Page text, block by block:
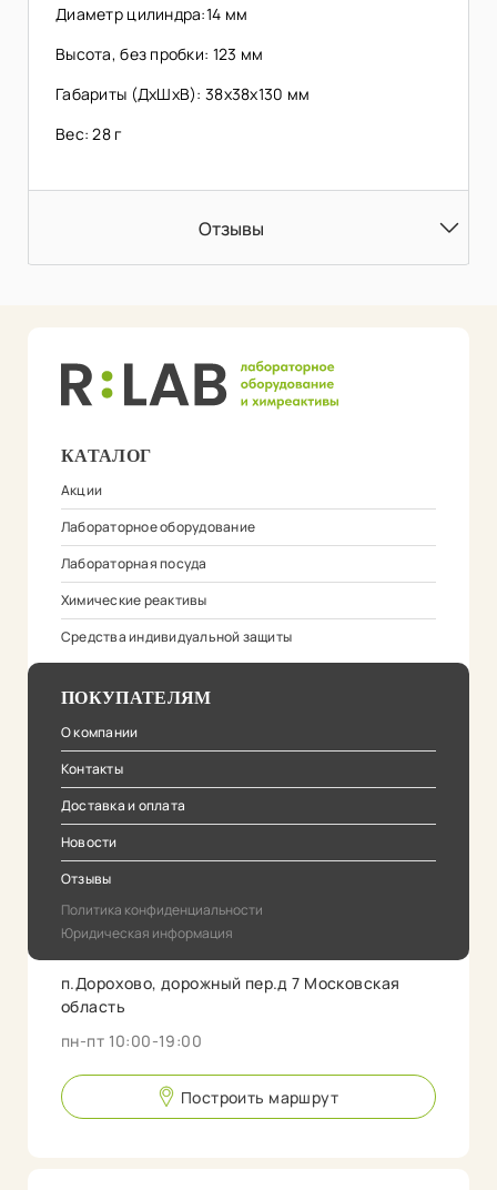
Диаметр цилиндра:14 мм
Высота, без пробки: 123 мм
Габариты (ДхШхВ): 38х38х130 мм
Вес: 28 г
Отзывы
КАТАЛОГ
Акции
Лабораторное оборудование
Лабораторная посуда
Химические реактивы
Средства индивидуальной защиты
ПОКУПАТЕЛЯМ
О компании
Контакты
Доставка и оплата
Новости
Отзывы
Политика конфиденциальности
Юридическая информация
п.Дорохово, дорожный пер.д 7 Московская
область
пн-пт 10:00-19:00
Построить маршрут